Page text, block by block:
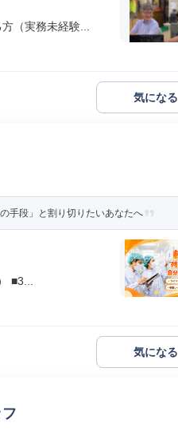
（実務未経験...
気になる
手段」と割り切りたいあなたへ
■3...
気になる